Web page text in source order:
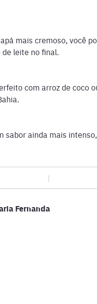
mais cremoso, você
leite no final.
com arroz de coco
sabor ainda mais
|
Fernanda